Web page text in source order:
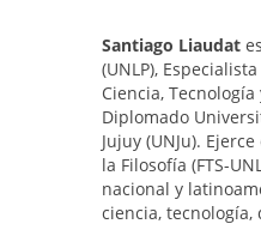
Santiago Liaudat
(UNLP),
Ciencia,
Diplomado
Jujuy (UNJu).
la Filosofía (FTS-
nacional y
ciencia,